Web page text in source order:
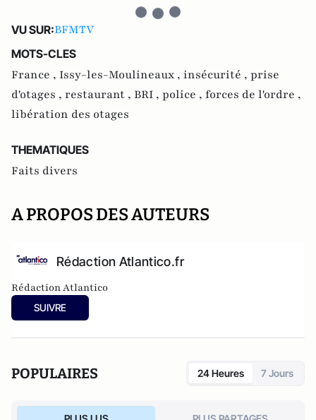
VU SUR:BFMTV
MOTS-CLES
France , Issy-les-Moulineaux , insécurité , prise
d'otages , restaurant , BRI , police , forces de l'ordre ,
libération des otages
THEMATIQUES
Faits divers
A PROPOS DES AUTEURS
Rédaction Atlantico.fr
Rédaction Atlantico
SUIVRE
POPULAIRES 24 Heures 7 Jours